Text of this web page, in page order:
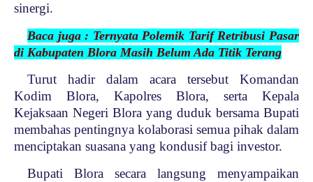
sinergi.
Baca juga : Ternyata Polemik Tarif Retribusi Pasar
di Kabupaten Blora Masih Belum Ada Titik Terang
Turut hadir dalam acara tersebut Komandan
Kodim Blora, Kapolres Blora, serta Kepala
Kejaksaan Negeri Blora yang duduk bersama Bupati
membahas pentingnya kolaborasi semua pihak dalam
menciptakan suasana yang kondusif bagi investor.
Bupati Blora secara langsung menyampaikan